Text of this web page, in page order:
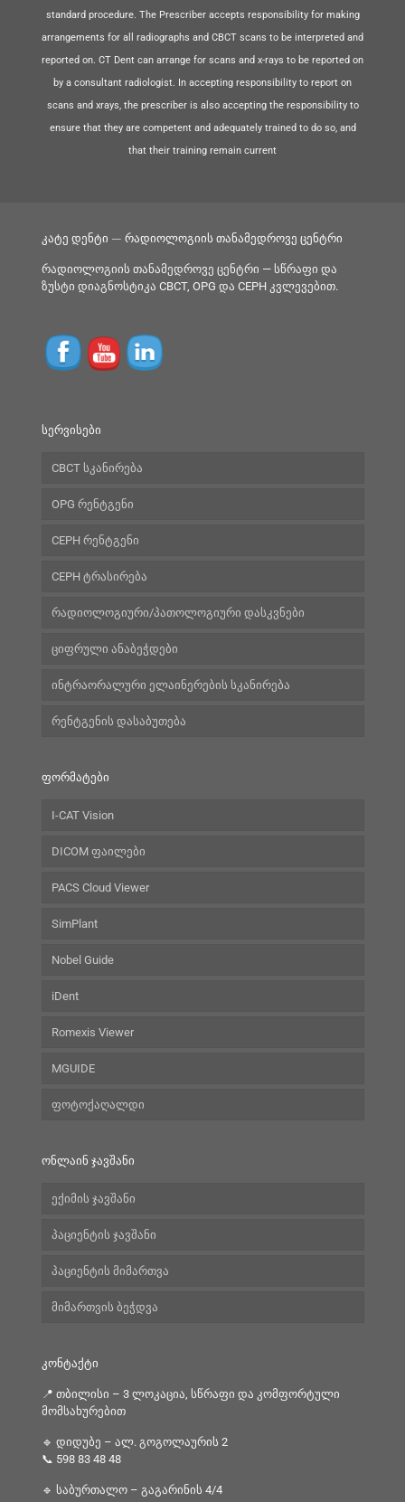
standard procedure. The Prescriber accepts responsibility for making
arrangements for all radiographs and CBCT scans to be interpreted and
reported on. CT Dent can arrange for scans and x-rays to be reported on
by a consultant radiologist. In accepting responsibility to report on
scans and xrays, the prescriber is also accepting the responsibility to
ensure that they are competent and adequately trained to do so, and
that their training remain current
კატე დენტი — რადიოლოგიის თანამედროვე ცენტრი
რადიოლოგიის თანამედროვე ცენტრი — სწრაფი და
ზუსტი დიაგნოსტიკა CBCT, OPG და CEPH კვლევებით.
სერვისები
CBCT სკანირება
OPG რენტგენი
CEPH რენტგენი
CEPH ტრასირება
რადიოლოგიური/პათოლოგიური დასკვნები
ციფრული ანაბეჭდები
ინტრაორალური ელაინერების სკანირება
რენტგენის დასაბუთება
ფორმატები
I-CAT Vision
DICOM ფაილები
PACS Cloud Viewer
SimPlant
Nobel Guide
iDent
Romexis Viewer
MGUIDE
ფოტოქაღალდი
ონლაინ ჯავშანი
ექიმის ჯავშანი
პაციენტის ჯავშანი
პაციენტის მიმართვა
მიმართვის ბეჭდვა
კონტაქტი
📍 თბილისი – 3 ლოკაცია, სწრაფი და კომფორტული
მომსახურებით
🔹 დიდუბე – ალ. გოგოლაურის 2
📞 598 83 48 48
🔹 საბურთალო – გაგარინის 4/4